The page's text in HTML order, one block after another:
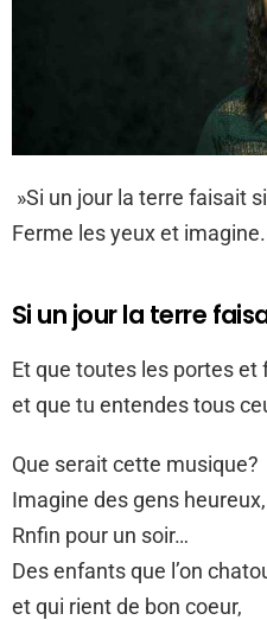
»Si un jour la terre faisait
Ferme les yeux et imagine.
Si un jour la terre
Et que toutes les portes et
et que tu entendes tous
Que serait cette musique?
Imagine des gens heureux,
Rnfin pour un soir…
Des enfants que l’on
et qui rient de bon coeur,